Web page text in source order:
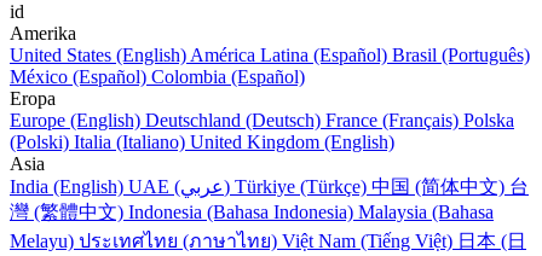
id
Amerika
United States (English) América Latina (Español) Brasil (Português)
México (Español) Colombia (Español)
Eropa
Europe (English) Deutschland (Deutsch) France (Français) Polska
(Polski) Italia (Italiano) United Kingdom (English)
Asia
India (English)
UAE (عربي) Türkiye (Türkçe) 中国 (简体中文) 台
灣 (繁體中文) Indonesia (Bahasa Indonesia) Malaysia (Bahasa
Melayu) ประเทศไทย (ภาษาไทย) Việt Nam (Tiếng Việt) 日本 (日